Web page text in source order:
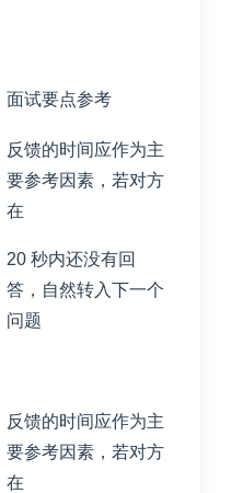
面试要点参考
反馈的时间应作为主
要参考因素，若对方
在
20 秒内还没有回
答，自然转入下一个
问题
反馈的时间应作为主
要参考因素，若对方
在